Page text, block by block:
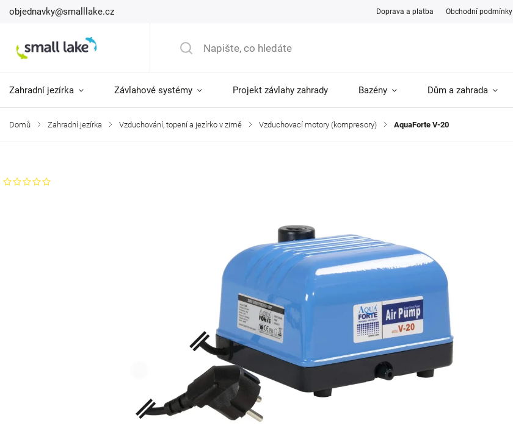
objednavky@smalllake.cz Doprava a platba Obchodní podmínky
Zahradní jezírka Závlahové systémy Projekt závlahy zahrady Bazény Dům a zahrada
Domů / Zahradní jezírka / Vzduchování, topení a jezírko v zimě / Vzduchovací motory (kompresory) / AquaForte V-20